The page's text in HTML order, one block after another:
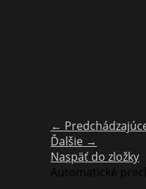
←
Ďalšie →
Naspäť do zložky
Automatické